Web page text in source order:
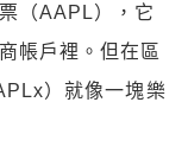
（AAPL），它
帳戶裡。但在區
）就像一塊樂